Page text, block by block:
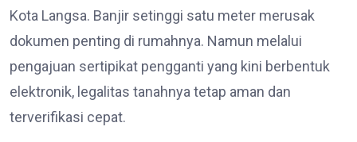
Kota Langsa. Banjir setinggi satu meter merusak
dokumen penting di rumahnya. Namun melalui
pengajuan sertipikat pengganti yang kini berbentuk
elektronik, legalitas tanahnya tetap aman dan
terverifikasi cepat.